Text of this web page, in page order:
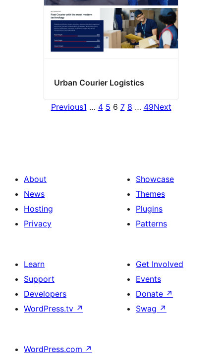
Urban Courier Logistics
Previous1 … 4 5 6 7 8 … 49Next
About
News
Hosting
Privacy
Showcase
Themes
Plugins
Patterns
Learn
Support
Developers
WordPress.tv ↗
Get Involved
Events
Donate ↗
Swag ↗
WordPress.com ↗